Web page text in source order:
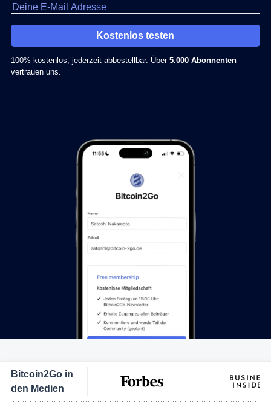
Kostenlos testen
100% kostenlos, jederzeit abbestellbar. Über 5.000 Abonnenten
vertrauen uns.
Bitcoin2Go in
den Medien